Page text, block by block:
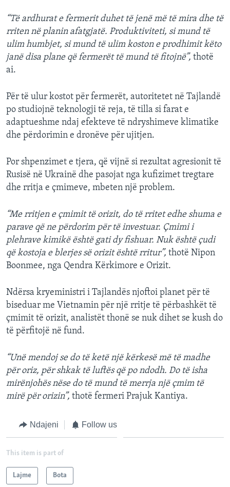
“Të ardhurat e fermerit duhet të jenë më të mira dhe të
rriten në planin afatgjatë. Produktiviteti, si mund të
ulim humbjet, si mund të ulim koston e prodhimit këto
janë disa plane që fermerët të mund të fitojnë”, thotë
ai.
Për të ulur kostot për fermerët, autoritetet në Tajlandë
po studiojnë teknologji të reja, të tilla si farat e
adaptueshme ndaj efekteve të ndryshimeve klimatike
dhe përdorimin e dronëve për ujitjen.
Por shpenzimet e tjera, që vijnë si rezultat agresionit të
Rusisë në Ukrainë dhe pasojat nga kufizimet tregtare
dhe rritja e çmimeve, mbeten një problem.
“Me rritjen e çmimit të orizit, do të rritet edhe shuma e
parave që ne përdorim për të investuar. Çmimi i
plehrave kimikë është gati dy fishuar. Nuk është çudi
që kostoja e blerjes së orizit është rritur”, thotë Nipon
Boonmee, nga Qendra Kërkimore e Orizit.
Ndërsa kryeministri i Tajlandës njoftoi planet për të
biseduar me Vietnamin për një rritje të përbashkët të
çmimit të orizit, analistët thonë se nuk dihet se kush do
të përfitojë në fund.
“Unë mendoj se do të ketë një kërkesë më të madhe
për oriz, për shkak të luftës që po ndodh. Do të isha
mirënjohës nëse do të mund të merrja një çmim të
mirë për orizin”, thotë fermeri Prajuk Kantiya.
Ndajeni Follow us
This item is part of
Lajme Bota